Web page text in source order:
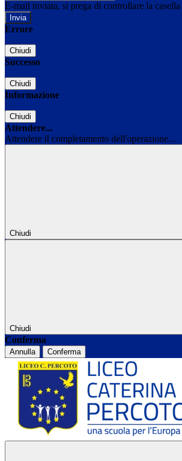
E-mail inviata, si prega di controllare la
Errore
Chiudi
Successo
Chiudi
Informazione
Chiudi
Attendere...
Attendere il completamento dell'operazione...
Chiudi
Chiudi
Conferma
Annulla Conferma